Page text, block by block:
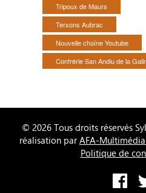
Tripoux de Maurs
Tersons Aubrac
Nouvelle chaîne Youtube
Confrérie San Andiu de la
© 2026 Tous droits réservés
réalisation parAFA-Multimédia
Politique de